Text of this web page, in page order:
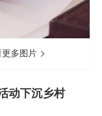
多图片
动下沉乡村